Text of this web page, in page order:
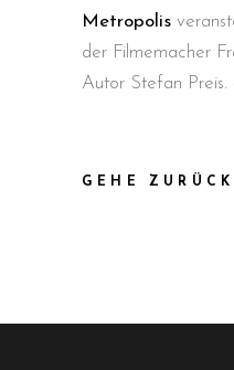
Metropolis
der Filmemacher
Autor Stefan Preis.
GEHE ZURÜCK